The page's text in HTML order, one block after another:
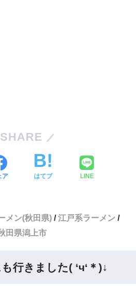
SHARE
ア はてブ LINE
メン(秋田県)
江戸系ラーメン
田県潟上市
行きました( ‘ч‘＊)↓